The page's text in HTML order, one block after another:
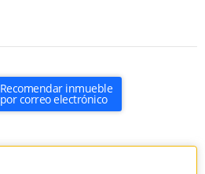
Recomendar inmueble
por correo electrónico